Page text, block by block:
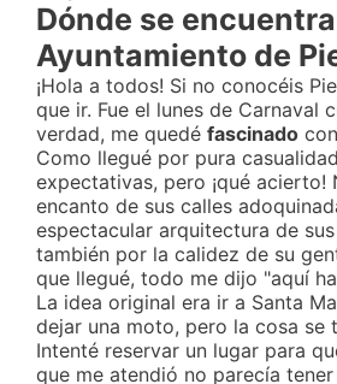
Dónde se
Ayuntamiento de
¡Hola a todos! Si no conocéis
que ir. Fue el lunes de Carnaval
verdad, me quedé fascinado
Como llegué por pura
expectativas, pero ¡qué acierto!
encanto de sus calles
espectacular arquitectura de
también por la calidez de su
que llegué, todo me dijo "aquí
La idea original era ir a Santa
dejar una moto, pero la cosa se
Intenté reservar un lugar para
que me atendió no parecía